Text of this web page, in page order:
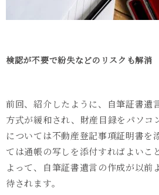
検認が不要で紛失などのリスクも解消
前回、紹介したように、自筆証書遺
方式が緩和され、財産目録をパソコ
については不動産登記事項証明書を
ては通帳の写しを添付すればよいこ
よって、自筆証書遺言の作成が以前
待されます。